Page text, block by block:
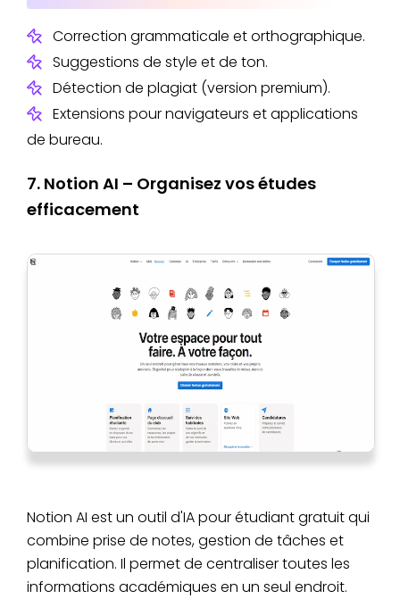
Correction grammaticale et orthographique.
Suggestions de style et de ton.
Détection de plagiat (version premium).
Extensions pour navigateurs et applications
de bureau.
7. Notion AI – Organisez vos études
efficacement
Notion AI est un outil d'IA pour étudiant gratuit qui
combine prise de notes, gestion de tâches et
planification. Il permet de centraliser toutes les
informations académiques en un seul endroit.